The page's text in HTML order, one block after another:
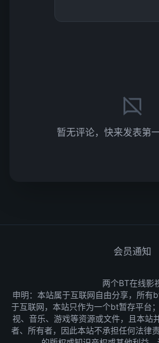
暂无评论，快来发表第
会员通知
两个BT在线影
申明：本站属于互联网自由分享，所有
于互联网，本站只作为一个bt暂存平台
视、音乐、游戏等资源或文件，且本站
者、所有者，因此本站不承担任何法律